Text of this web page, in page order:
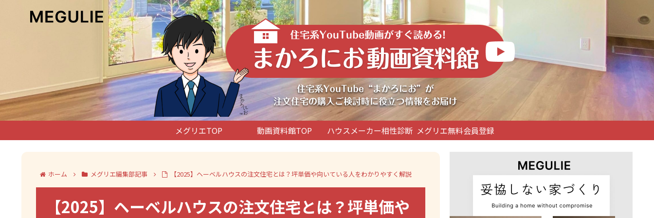
メグリエTOP 動画資料館TOP ハウスメーカー相性診断 メグリエ無料会員登録
ホーム メグリエ編集部記事 【2025】ヘーベルハウスの注文住宅とは？坪単価や向いている人をわかりやすく解説
【2025】ヘーベルハウスの注文住宅とは？坪単価や